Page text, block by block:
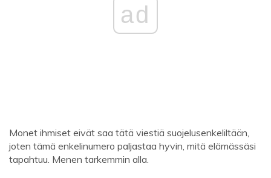
ad
Monet ihmiset eivät saa tätä viestiä suojelusenkeliltään,
joten tämä enkelinumero paljastaa hyvin, mitä elämässäsi
tapahtuu. Menen tarkemmin alla.